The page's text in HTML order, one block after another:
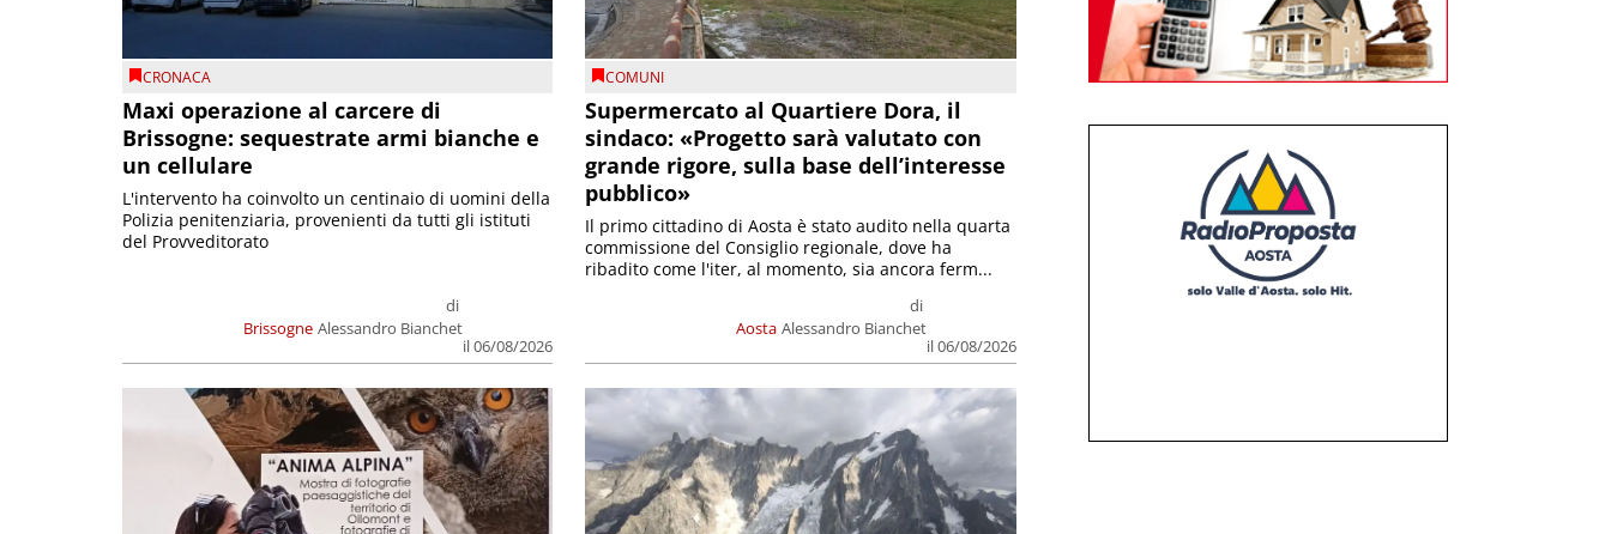
CRONACA
Maxi operazione al carcere di
Brissogne: sequestrate armi bianche e
un cellulare
Brissogne
di
Alessandro Bianchet
il 06/08/2026
L'intervento ha coinvolto un centinaio di uomini della
Polizia penitenziaria, provenienti da tutti gli istituti
del Provveditorato
COMUNI
Supermercato al Quartiere Dora, il
sindaco: «Progetto sarà valutato con
grande rigore, sulla base dell’interesse
pubblico»
Aosta
di
Alessandro Bianchet
il 06/08/2026
Il primo cittadino di Aosta è stato audito nella quarta
commissione del Consiglio regionale, dove ha
ribadito come l'iter, al momento, sia ancora ferm...